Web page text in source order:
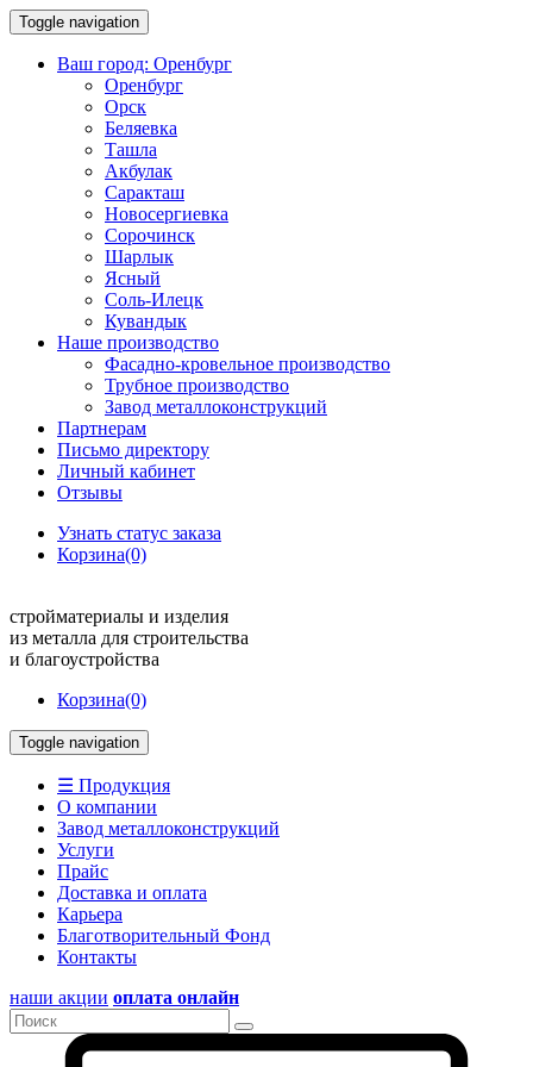
Toggle navigation
Ваш город: Оренбург
Оренбург
Орск
Беляевка
Ташла
Акбулак
Саракташ
Новосергиевка
Сорочинск
Шарлык
Ясный
Соль-Илецк
Кувандык
Наше производство
Фасадно-кровельное производство
Трубное производство
Завод металлоконструкций
Партнерам
Письмо директору
Личный кабинет
Отзывы
Узнать статус заказа
Корзина(0)
стройматериалы и изделия
из металла для строительства
и благоустройства
Корзина(0)
Toggle navigation
☰ Продукция
О компании
Завод металлоконструкций
Услуги
Прайс
Доставка и оплата
Карьера
Благотворительный Фонд
Контакты
наши акции оплата онлайн